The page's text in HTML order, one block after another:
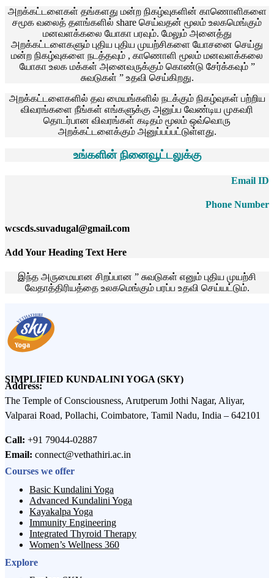
அறக்கட்டளைகள் தங்களது மன்ற நிகழ்வுகளின் காணொளிகளை
சமூக வலைத் தளங்களில் share செய்வதன் மூலம் உலகமெங்கும்
மனவளக்கலை யோகா பரவும். மேலும் அனைத்து
அறக்கட்டளைகளும் புதிய புதிய முயற்சிகளை யோசனை செய்து
மன்ற நிகழ்வுகளை நடத்தவும் , காணொளி மூலம் மனவளக்கலை
யோகா உலக மக்கள் அனைவருக்கும் கொண்டு சேர்க்கவும் ”
சுவடுகள் ” உதவி செய்கிறது.
அறக்கட்டளைகளில் தவ மையங்களில் நடக்கும் நிகழ்வுகள் பற்றிய
விவரங்களை நீங்கள் எங்களுக்கு அனுப்ப வேண்டிய முகவரி
தொடர்பான விவரங்கள் கடிதம் மூலம் ஒவ்வொரு
அறக்கட்டளைக்கும் அனுப்பப்பட்டுள்ளது.
உங்களின் நினைவூட்டலுக்கு
Email ID
Phone Number
wcscds.suvadugal@gmail.com
Add Your Heading Text Here
இந்த அருமையான சிறப்பான ” சுவடுகள் எனும் புதிய முயற்சி
வேதாத்திரியத்தை உலகமெங்கும் பரப்ப உதவி செய்யட்டும்.
SIMPLIFIED KUNDALINI YOGA (SKY)
Address:
The Temple of Consciousness, Arutperum Jothi Nagar, Aliyar,
Valparai Road, Pollachi, Coimbatore, Tamil Nadu, India – 642101
Call: +91 79044-02887
Email: connect@vethathiri.ac.in
Courses we offer
Basic Kundalini Yoga
Advanced Kundalini Yoga
Kayakalpa Yoga
Immunity Engineering
Integrated Thyroid Therapy
Women’s Wellness 360
Explore